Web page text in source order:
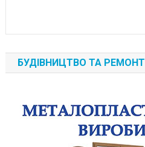
БУДІВНИЦТВО ТА РЕМОНТ